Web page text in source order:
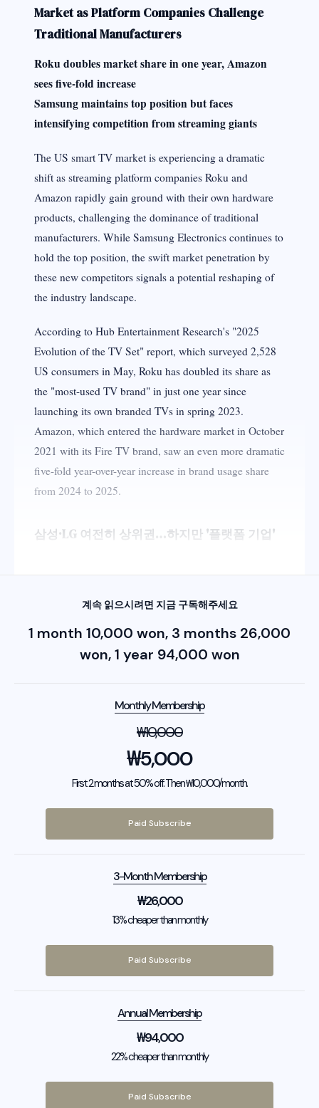
Market as Platform Companies Challenge
Traditional Manufacturers
Roku doubles market share in one year, Amazon
sees five-fold increase
Samsung maintains top position but faces
intensifying competition from streaming giants
The US smart TV market is experiencing a dramatic
shift as streaming platform companies Roku and
Amazon rapidly gain ground with their own hardware
products, challenging the dominance of traditional
manufacturers. While Samsung Electronics continues to
hold the top position, the swift market penetration by
these new competitors signals a potential reshaping of
the industry landscape.
According to Hub Entertainment Research's "2025
Evolution of the TV Set" report, which surveyed 2,528
US consumers in May, Roku has doubled its share as
the "most-used TV brand" in just one year since
launching its own branded TVs in spring 2023.
Amazon, which entered the hardware market in October
2021 with its Fire TV brand, saw an even more dramatic
five-fold year-over-year increase in brand usage share
from 2024 to 2025.
삼성·LG 여전히 상위권…하지만 '플랫폼 기업'
계속 읽으시려면 지금 구독해주세요
1 month 10,000 won, 3 months 26,000
won, 1 year 94,000 won
Monthly Membership
₩10,000
₩5,000
First 2 months at 50% off. Then ₩10,000/month.
Paid Subscribe
3-Month Membership
₩26,000
13% cheaper than monthly
Paid Subscribe
Annual Membership
₩94,000
22% cheaper than monthly
Paid Subscribe